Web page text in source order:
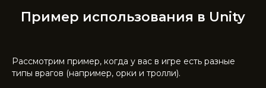
Пример использования в Unity
Рассмотрим пример, когда у вас в игре есть разные
типы врагов (например, орки и тролли).